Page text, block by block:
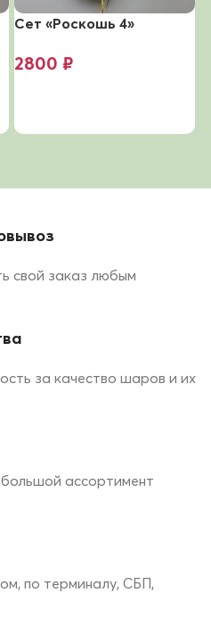
Сет «Роскошь 4»
2800 ₽
свой заказ любым
за качество шаров и их
ассортимент
по терминалу, СБП,